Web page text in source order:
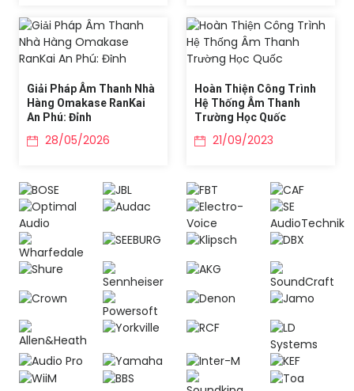
Giải Pháp Âm Thanh Nhà
Hàng Omakase RanKai
An Phú: Đỉnh
28/05/2026
Hoàn Thiện Công Trình
Hệ Thống Âm Thanh
Trường Học Quốc
21/09/2023